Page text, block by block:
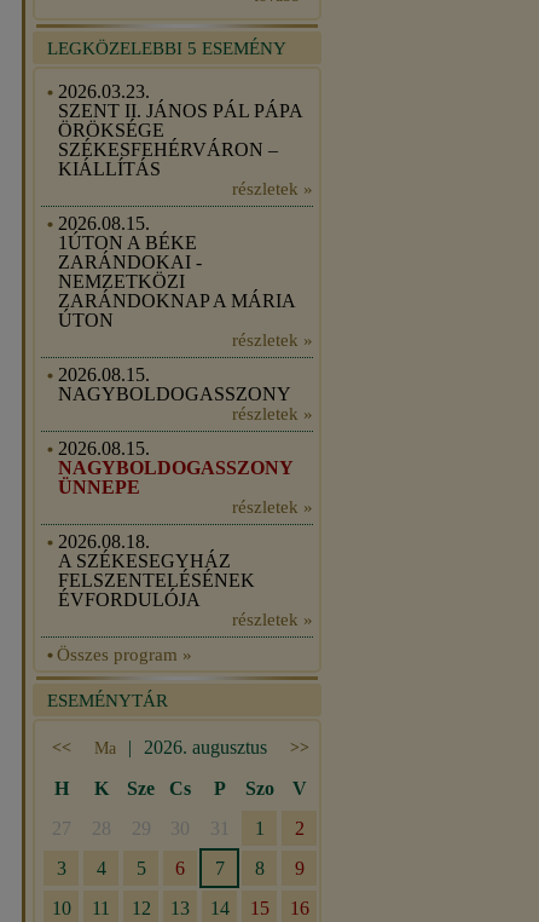
LEGKÖZELEBBI 5 ESEMÉNY
2026.03.23.
SZENT II. JÁNOS PÁL PÁPA
ÖRÖKSÉGE
SZÉKESFEHÉRVÁRON –
KIÁLLÍTÁS
részletek »
2026.08.15.
1ÚTON A BÉKE
ZARÁNDOKAI -
NEMZETKÖZI
ZARÁNDOKNAP A MÁRIA
ÚTON
részletek »
2026.08.15.
NAGYBOLDOGASSZONY
részletek »
2026.08.15.
NAGYBOLDOGASSZONY
ÜNNEPE
részletek »
2026.08.18.
A SZÉKESEGYHÁZ
FELSZENTELÉSÉNEK
ÉVFORDULÓJA
részletek »
Összes program »
ESEMÉNYTÁR